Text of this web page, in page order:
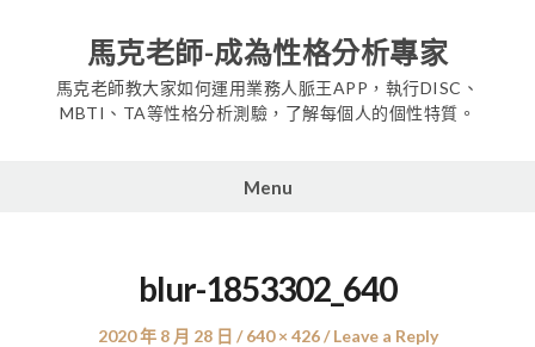
content
馬克老師-成為性格分析專家
馬克老師教大家如何運用業務人脈王APP，執行DISC、
MBTI、TA等性格分析測驗，了解每個人的個性特質。
Menu
blur-1853302_640
Posted
2020 年 8 月 28 日
Full
640 × 426 Leave a Reply